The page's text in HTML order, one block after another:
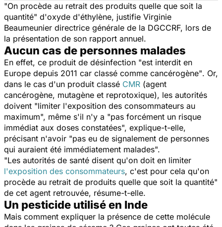
"On procède au retrait des produits quelle que soit la
quantité" d'oxyde d'éthylène, justifie Virginie
Beaumeunier directrice générale de la DGCCRF, lors de
la présentation de son rapport annuel.
Aucun cas de personnes malades
En effet, ce produit de désinfection "est interdit en
Europe depuis 2011 car classé comme cancérogène". Or,
dans le cas d'un produit classé CMR (agent
cancérogène, mutagène et reprotoxique), les autorités
doivent "limiter l'exposition des consommateurs au
maximum", même s'il n'y a "pas forcément un risque
immédiat aux doses constatées", explique-t-elle,
précisant n'avoir "pas eu de signalement de personnes
qui auraient été immédiatement malades".
"Les autorités de santé disent qu'on doit en limiter
l'exposition des consommateurs, c'est pour cela qu'on
procède au retrait de produits quelle que soit la quantité"
de cet agent retrouvée, résume-t-elle.
Un pesticide utilisé en Inde
Mais comment expliquer la présence de cette molécule